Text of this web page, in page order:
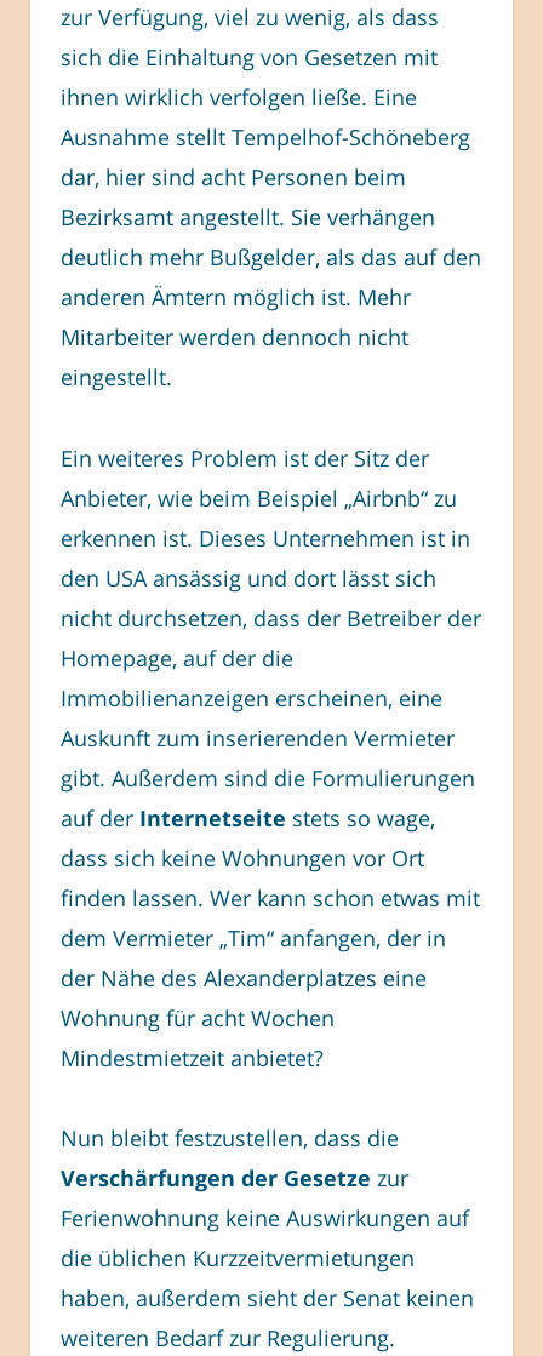
zur Verfügung, viel zu wenig, als dass
sich die Einhaltung von Gesetzen mit
ihnen wirklich verfolgen ließe. Eine
Ausnahme stellt Tempelhof-Schöneberg
dar, hier sind acht Personen beim
Bezirksamt angestellt. Sie verhängen
deutlich mehr Bußgelder, als das auf den
anderen Ämtern möglich ist. Mehr
Mitarbeiter werden dennoch nicht
eingestellt.
Ein weiteres Problem ist der Sitz der
Anbieter, wie beim Beispiel „Airbnb“ zu
erkennen ist. Dieses Unternehmen ist in
den USA ansässig und dort lässt sich
nicht durchsetzen, dass der Betreiber der
Homepage, auf der die
Immobilienanzeigen erscheinen, eine
Auskunft zum inserierenden Vermieter
gibt. Außerdem sind die Formulierungen
auf der Internetseite stets so wage,
dass sich keine Wohnungen vor Ort
finden lassen. Wer kann schon etwas mit
dem Vermieter „Tim“ anfangen, der in
der Nähe des Alexanderplatzes eine
Wohnung für acht Wochen
Mindestmietzeit anbietet?
Nun bleibt festzustellen, dass die
Verschärfungen der Gesetze zur
Ferienwohnung keine Auswirkungen auf
die üblichen Kurzzeitvermietungen
haben, außerdem sieht der Senat keinen
weiteren Bedarf zur Regulierung.